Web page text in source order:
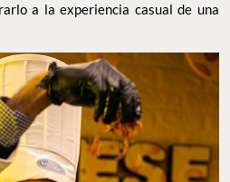
a la experiencia casual de una